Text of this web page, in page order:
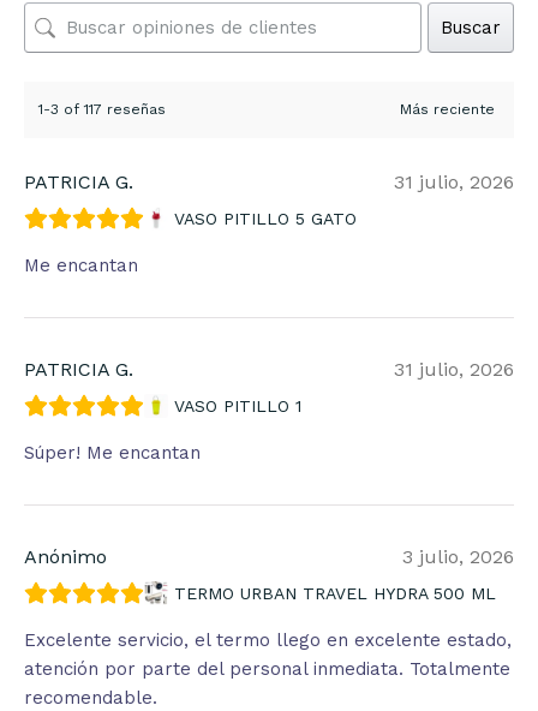
Buscar
1-3 of 117 reseñas
PATRICIA G. 31 julio, 2026
VASO PITILLO 5 GATO
Me encantan
PATRICIA G. 31 julio, 2026
VASO PITILLO 1
Súper! Me encantan
Anónimo 3 julio, 2026
TERMO URBAN TRAVEL HYDRA 500 ML
Excelente servicio, el termo llego en excelente estado,
atención por parte del personal inmediata. Totalmente
recomendable.